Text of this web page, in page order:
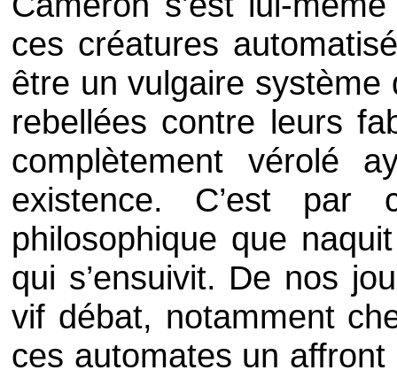
ces créatures
être un vulgaire système
rebellées contre leurs
complètement vérolé
existence. C’est par
philosophique que
qui s’ensuivit. De nos
vif débat, notamment
ces automates un affront